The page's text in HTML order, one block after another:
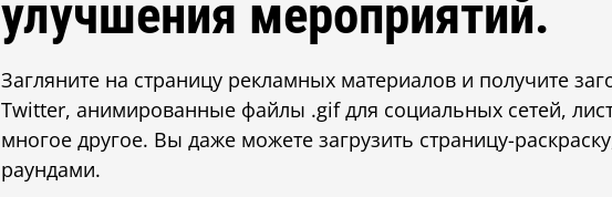
улучшения мероприятий.
Загляните на страницу рекламных материалов и получите
Twitter, анимированные файлы .gif для социальных сетей,
многое другое. Вы даже можете загрузить страницу-
раундами.